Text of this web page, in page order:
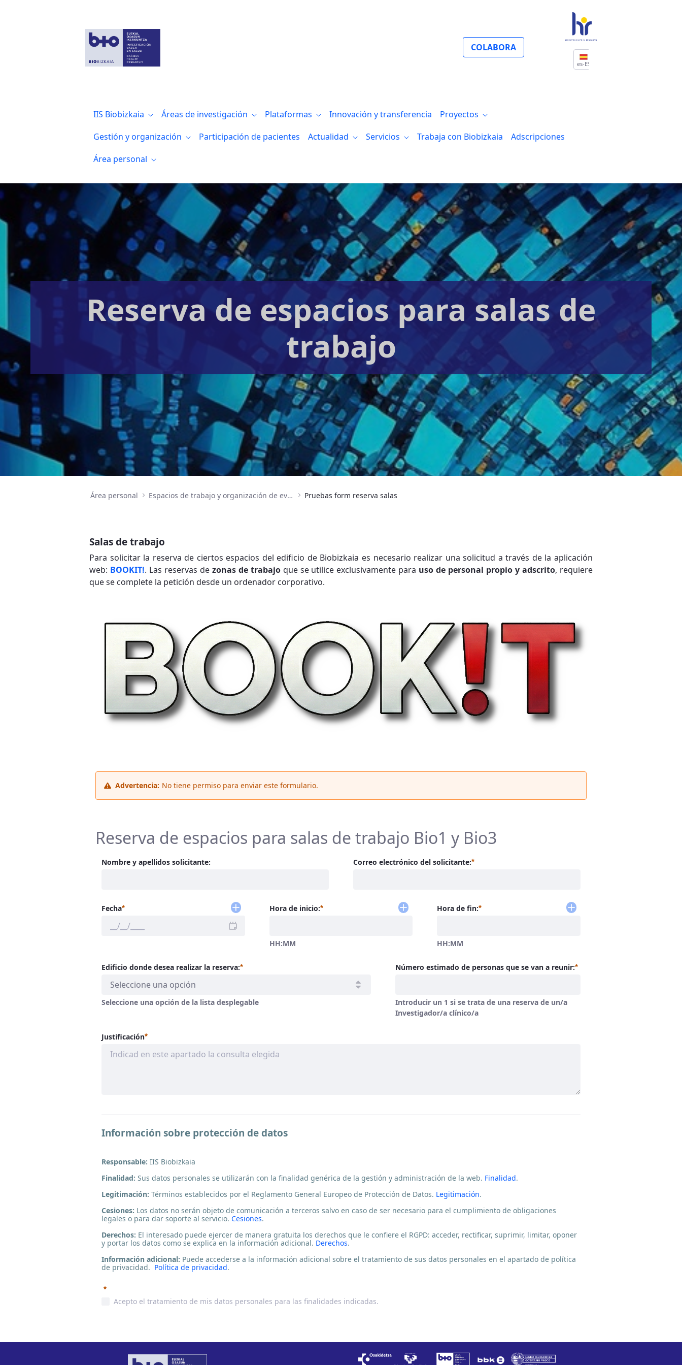
COLABORA
es-ES
IIS Biobizkaia Áreas de investigación Plataformas Innovación y transferencia
Proyectos
Gestión y organización
Participación de pacientes Actualidad Servicios Trabaja con Biobizkaia
Adscripciones
Área personal
Reserva de espacios para salas de
trabajo
Área personal Espacios de trabajo y organización de eventos Pruebas form reserva salas
Salas de trabajo
Para solicitar la reserva de ciertos espacios del edificio de Biobizkaia es necesario realizar una solicitud a través de la aplicación
web: BOOKIT!. Las reservas de zonas de trabajoque se utilice exclusivamente para uso de personal propio y adscrito, requiere
que se complete la petición desde un ordenador corporativo.
Advertencia: No tiene permiso para enviar este formulario.
Reserva de espacios para salas de trabajo Bio1 y Bio3
Nombre y apellidos solicitante: Correo electrónico del solicitante: Requerido
Fecha Requerido Hora de inicio: Requerido
HH:MM
Hora de fin: Requerido
HH:MM
Edificio donde desea realizar la reserva: Requerido
Seleccione una opción
Seleccione una opción de la lista desplegable
Número estimado de personas que se van a reunir: Requerido
Introducir un 1 si se trata de una reserva de un/a
Investigador/a clínico/a
Justificación Requerido
Información sobre protección de datos
Responsable: IIS Biobizkaia
Finalidad: Sus datos personales se utilizarán con la finalidad genérica de la gestión y administración de la web. Finalidad.
Legitimación: Términos establecidos por el Reglamento General Europeo de Protección de Datos. Legitimación.
Cesiones: Los datos no serán objeto de comunicación a terceros salvo en caso de ser necesario para el cumplimiento de obligaciones
legales o para dar soporte al servicio. Cesiones.
Derechos: El interesado puede ejercer de manera gratuita los derechos que le confiere el RGPD: acceder, rectificar, suprimir, limitar, oponer
y portar los datos como se explica en la información adicional. Derechos.
Información adicional: Puede accederse a la información adicional sobre el tratamiento de sus datos personales en el apartado de política
de privacidad. Política de privacidad.
Requerido
Acepto el tratamiento de mis datos personales para las finalidades indicadas.